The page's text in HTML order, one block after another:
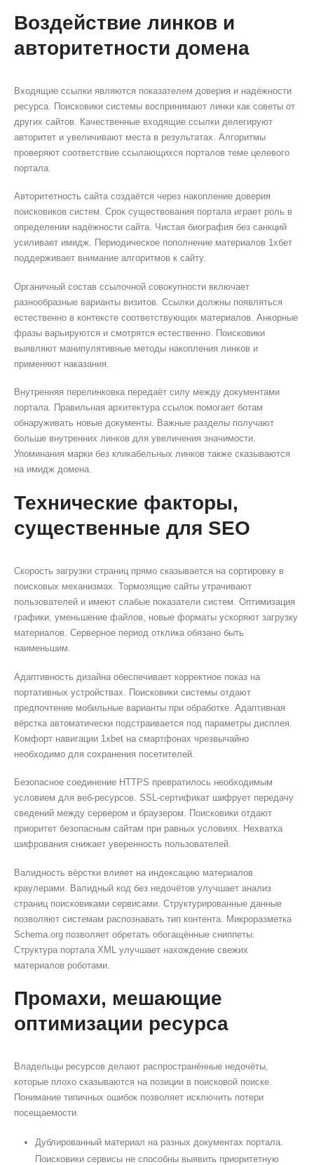
Воздействие линков и
авторитетности домена
Входящие ссылки являются показателем доверия и надёжности
ресурса. Поисковики системы воспринимают линки как советы от
других сайтов. Качественные входящие ссылки делегируют
авторитет и увеличивают места в результатах. Алгоритмы
проверяют соответствие ссылающихся порталов теме целевого
портала.
Авторитетность сайта создаётся через накопление доверия
поисковиков систем. Срок существования портала играет роль в
определении надёжности сайта. Чистая биография без санкций
усиливает имидж. Периодическое пополнение материалов 1хбет
поддерживает внимание алгоритмов к сайту.
Органичный состав ссылочной совокупности включает
разнообразные варианты визитов. Ссылки должны появляться
естественно в контексте соответствующих материалов. Анкорные
фразы варьируются и смотрятся естественно. Поисковики
выявляют манипулятивные методы накопления линков и
применяют наказания.
Внутренняя перелинковка передаёт силу между документами
портала. Правильная архитектура ссылок помогает ботам
обнаруживать новые документы. Важные разделы получают
больше внутренних линков для увеличения значимости.
Упоминания марки без кликабельных линков также сказываются
на имидж домена.
Технические факторы,
существенные для SEO
Скорость загрузки страниц прямо сказывается на сортировку в
поисковых механизмах. Тормозящие сайты утрачивают
пользователей и имеют слабые показатели систем. Оптимизация
графики, уменьшение файлов, новые форматы ускоряют загрузку
материалов. Серверное период отклика обязано быть
наименьшим.
Адаптивность дизайна обеспечивает корректное показ на
портативных устройствах. Поисковики системы отдают
предпочтение мобильные варианты при обработке. Адаптивная
вёрстка автоматически подстраивается под параметры дисплея.
Комфорт навигации 1xbet на смартфонах чрезвычайно
необходимо для сохранения посетителей.
Безопасное соединение HTTPS превратилось необходимым
условием для веб-ресурсов. SSL-сертификат шифрует передачу
сведений между сервером и браузером. Поисковики отдают
приоритет безопасным сайтам при равных условиях. Нехватка
шифрования снижает уверенность пользователей.
Валидность вёрстки влияет на индексацию материалов
краулерами. Валидный код без недочётов улучшает анализ
страниц поисковиками сервисами. Структурированные данные
позволяют системам распознавать тип контента. Микроразметка
Schema.org позволяет обретать обогащённые сниппеты.
Структура портала XML улучшает нахождение свежих
материалов роботами.
Промахи, мешающие
оптимизации ресурса
Владельцы ресурсов делают распространённые недочёты,
которые плохо сказываются на позиции в поисковой поиске.
Понимание типичных ошибок позволяет исключить потери
посещаемости.
Дублированный материал на разных документах портала.
Поисковики сервисы не способны выявить приоритетную